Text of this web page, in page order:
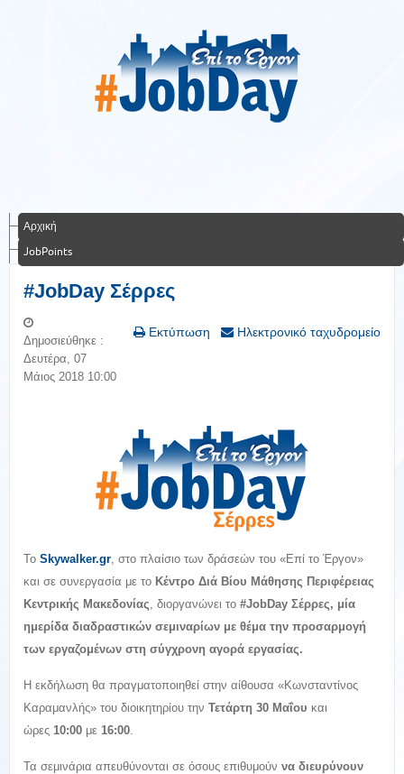
Αρχική
JobPoints
#JobDay Σέρρες
Εκτύπωση Ηλεκτρονικό ταχυδρομείο
Δημοσιεύθηκε :
Δευτέρα, 07
Μάιος 2018 10:00
Το Skywalker.gr, στο πλαίσιο των δράσεών του «Επί το Έργον»
και σε συνεργασία με το Κέντρο Διά Βίου Μάθησης Περιφέρειας
Κεντρικής Μακεδονίας, διοργανώνει το #JobDay Σέρρες, μία
ημερίδα διαδραστικών σεμιναρίων με θέμα την προσαρμογή
των εργαζομένων στη σύγχρονη αγορά εργασίας.
Η εκδήλωση θα πραγματοποιηθεί στην αίθουσα «Κωνσταντίνος
Καραμανλής» του διοικητηρίου την Τετάρτη 30 Μαΐου και
ώρες 10:00 με 16:00.
Τα σεμινάρια απευθύνονται σε όσους επιθυμούν να διευρύνουν